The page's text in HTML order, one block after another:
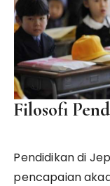
Filosofi
Pendidikan di
pencapaian